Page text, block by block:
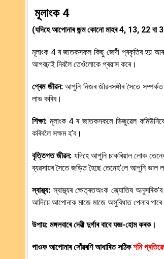
মূলাংক 4
(যদিহে আপোনাৰ জন্ম কোনো মাহৰ 4, 13, 22 বা
মূলাংক 4 ৰ জাতকসকল কিছু জেদী প্ৰকৃতিৰ হয়
আগবঢ়াই নিবলৈ তেওঁলোকে প্ৰয়াস কৰে।
প্ৰেম জীৱন:আপুনি নিজৰ জীৱনসঙ্গীৰ সৈতে
লাভ কৰিব।
শিক্ষা: মূলাংক 4 ৰ জাতকসকলে ভিজুৱেল
কৰিবলৈ সক্ষম হ’ব।
বৃত্তিগত জীৱন: যদিহে আপুনি চাকৰিয়াল লোক
ব্যৱসায়ৰ সৈতে জড়িত হৈছে তেনেহ’লে আপুনি ভাল
স্বাস্থ্য:স্বাস্থ্যৰ ক্ষেত্ৰতঅংক জ্যোতিষ
আদিয়ে আপোনাক মাজে মাজে অসুবিধাত পেলাব
উপায়: মঙ্গলবাৰে দেৱী দুৰ্গাৰ বাবে যজ্ঞ-হোম কৰক।
পাওক আপোনাৰ সোঁৱৰণি আধাৰিত সঠিকশনি